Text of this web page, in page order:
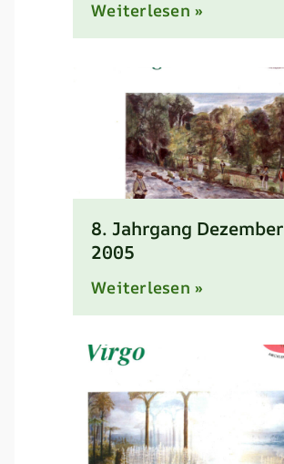
Weiterlesen »
8. Jahrgang Dezember
2005
Weiterlesen »